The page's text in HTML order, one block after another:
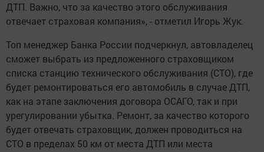
ДТП. Важно, что за качество этого обслуживания
отвечает страховая компания», - отметил Игорь Жук.
Топ менеджер Банка России подчеркнул, автовладелец
сможет выбрать из предложенного страховщиком
списка станцию технического обслуживания (СТО), где
будет ремонтироваться его автомобиль в случае ДТП,
как на этапе заключения договора ОСАГО, так и при
урегулировании убытка. Ремонт, за качество которого
будет отвечать страховщик, должен проводиться на
СТО в пределах 50 км от места ДТП или места